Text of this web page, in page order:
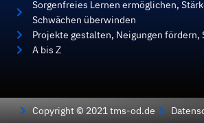
Sorgenfreies Lernen ermöglichen,
Schwächen überwinden
Projekte gestalten, Neigungen fördern,
A bis Z
Copyright © 2021 tms-od.de